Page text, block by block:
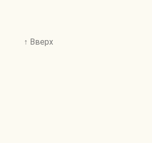
↑ Вверх